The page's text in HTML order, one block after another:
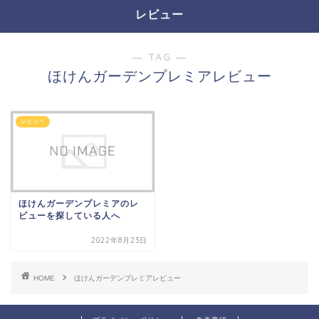
レビュー
― TAG ―
ほけんガーデンプレミアレビュー
レビュー
ほけんガーデンプレミアのレ
ビューを探している人へ
2022年8月23日
HOME ほけんガーデンプレミアレビュー